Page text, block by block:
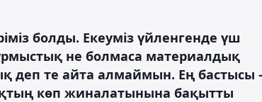
болды. Екеуміз үйленгенде үш
не болмаса материалдық
деп те айта алмаймын. Ең бастысы
көп жиналатынына бақытты